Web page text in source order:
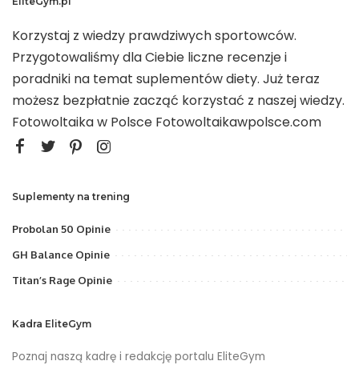
Korzystaj z wiedzy prawdziwych sportowców.
Przygotowaliśmy dla Ciebie liczne recenzje i
poradniki na temat suplementów diety. Już teraz
możesz bezpłatnie zacząć korzystać z naszej wiedzy.
Fotowoltaika w Polsce Fotowoltaikawpolsce.com
Suplementy na trening
Probolan 50 Opinie
GH Balance Opinie
Titan’s Rage Opinie
Kadra EliteGym
Poznaj naszą kadrę i redakcję portalu EliteGym